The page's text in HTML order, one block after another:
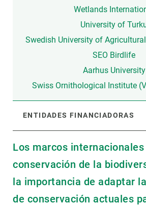
Wetlands
University of
Swedish University of
SEO Birdlife
Aarhus University
Swiss Ornithological Institute
ENTIDADES FINANCIADORAS
Los marcos
conservación de la
la importancia de adaptar
de conservación actuales